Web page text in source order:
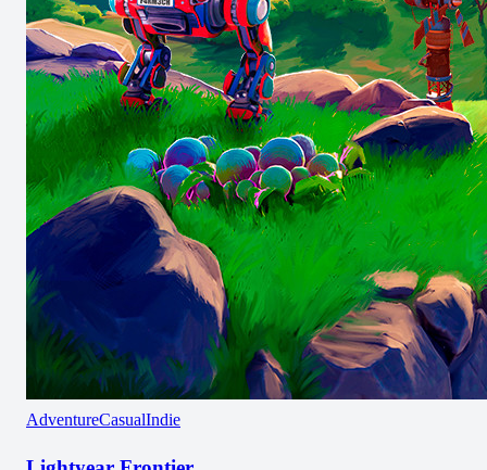
AdventureCasualIndie